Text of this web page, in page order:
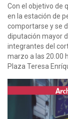
Con el objetivo de
en la estación de
comportarse y se
diputación mayor
integrantes del
marzo a las 20.00
Plaza Teresa